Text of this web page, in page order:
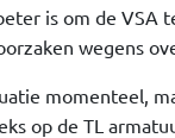
is om de
wegens
momenteel,
op de TL